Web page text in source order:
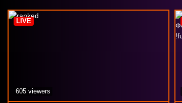
Speedrunning
lolcow
LIVE
605 viewers